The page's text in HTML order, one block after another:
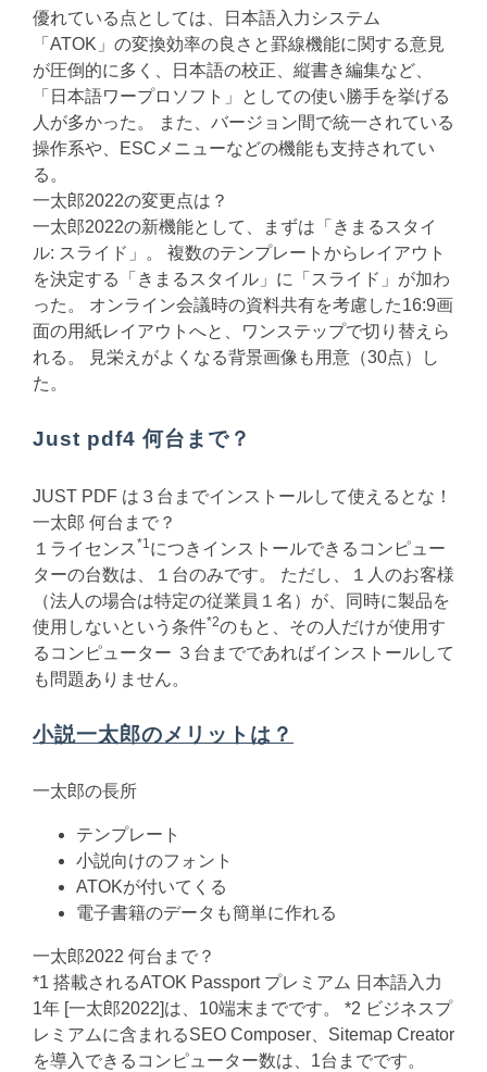
優れている点としては、日本語入力システム
「ATOK」の変換効率の良さと罫線機能に関する意見
が圧倒的に多く、日本語の校正、縦書き編集など、
「日本語ワープロソフト」としての使い勝手を挙げる
人が多かった。 また、バージョン間で統一されている
操作系や、ESCメニューなどの機能も支持されてい
る。
一太郎2022の変更点は？
一太郎2022の新機能として、まずは「きまるスタイ
ル: スライド」。 複数のテンプレートからレイアウト
を決定する「きまるスタイル」に「スライド」が加わ
った。 オンライン会議時の資料共有を考慮した16:9画
面の用紙レイアウトへと、ワンステップで切り替えら
れる。 見栄えがよくなる背景画像も用意（30点）し
た。
Just pdf4 何台まで？
JUST PDF は３台までインストールして使えるとな！
一太郎 何台まで？
１ライセンス *1 につきインストールできるコンピュー
ターの台数は、１台のみです。 ただし、１人のお客様
（法人の場合は特定の従業員１名）が、同時に製品を
使用しないという条件*2のもと、その人だけが使用す
るコンピューター ３台までであればインストールして
も問題ありません。
小説一太郎のメリットは？
一太郎の長所
テンプレート
小説向けのフォント
ATOKが付いてくる
電子書籍のデータも簡単に作れる
一太郎2022 何台まで？
*1 搭載されるATOK Passport プレミアム 日本語入力
1年 [一太郎2022]は、10端末までです。 *2 ビジネスプ
レミアムに含まれるSEO Composer、Sitemap Creator
を導入できるコンピューター数は、1台までです。